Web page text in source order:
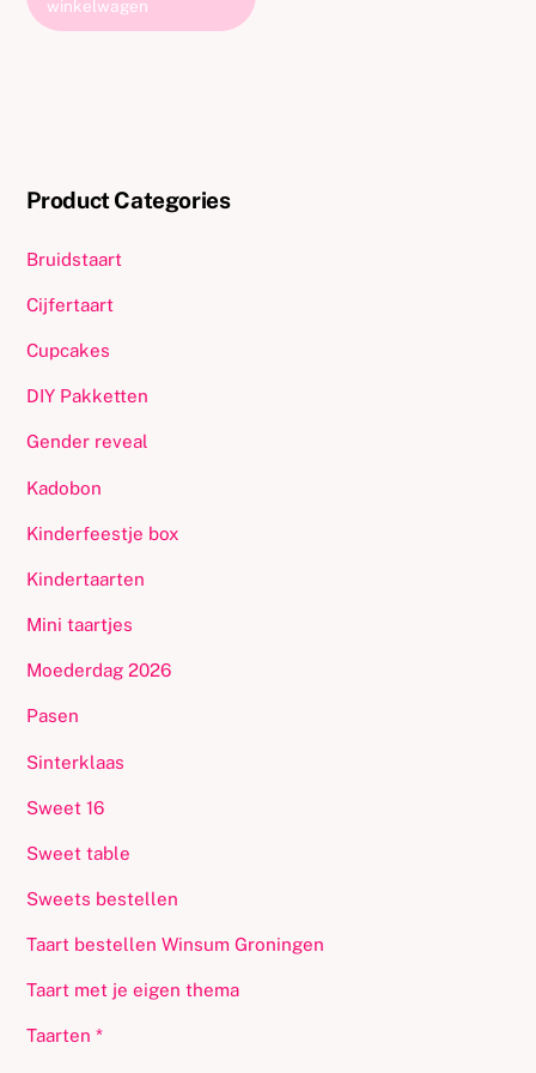
winkelwagen
Product Categories
Bruidstaart
Cijfertaart
Cupcakes
DIY Pakketten
Gender reveal
Kadobon
Kinderfeestje box
Kindertaarten
Mini taartjes
Moederdag 2026
Pasen
Sinterklaas
Sweet 16
Sweet table
Sweets bestellen
Taart bestellen Winsum Groningen
Taart met je eigen thema
Taarten *